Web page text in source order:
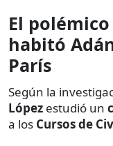
El
habitó
París
Según la
López estudió un
a los Cursos de